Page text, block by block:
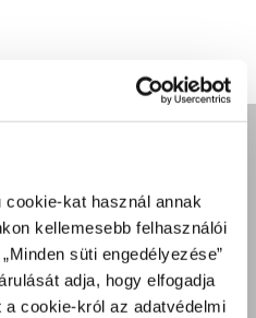
cookie-kat használ annak
kellemesebb felhasználói
süti engedélyezése”
adja, hogy elfogadja
cookie-król az adatvédelmi